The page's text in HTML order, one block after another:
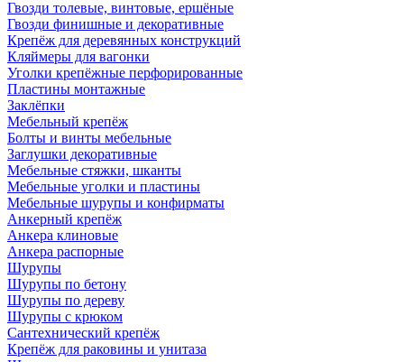
Гвозди толевые, винтовые, ершёные
Гвозди финишные и декоративные
Крепёж для деревянных конструкций
Кляймеры для вагонки
Уголки крепёжные перфорированные
Пластины монтажные
Заклёпки
Мебельный крепёж
Болты и винты мебельные
Заглушки декоративные
Мебельные стяжки, шканты
Мебельные уголки и пластины
Мебельные шурупы и конфирматы
Анкерный крепёж
Анкера клиновые
Анкера распорные
Шурупы
Шурупы по бетону
Шурупы по дереву
Шурупы с крюком
Сантехнический крепёж
Крепёж для раковины и унитаза